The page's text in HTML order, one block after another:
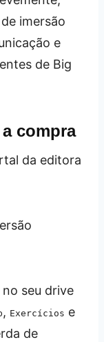
imersão
e
de Big
compra
da editora
no seu drive
, Exercícios e
de